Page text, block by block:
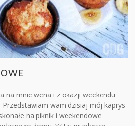
na mnie wena i z okazji weekendu
Przedstawiam wam dzisiaj mój kaprys
na piknik i weekendowe